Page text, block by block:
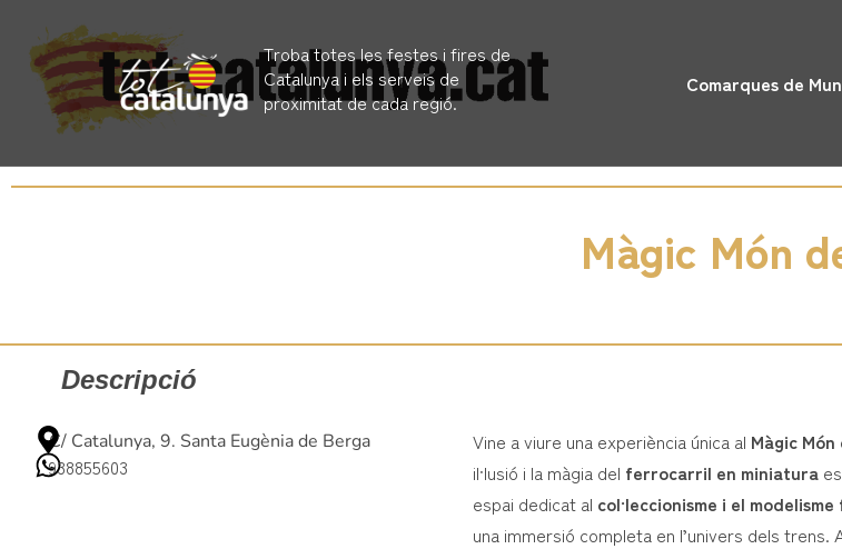
Troba totes les festes i fires de
Catalunya i els serveis de
proximitat de cada regió.
Comarques de
Màgic Món
Descripció
C/ Catalunya, 9. Santa Eugènia de Berga
938855603
Vine a viure una experiència única al Màgic
il·lusió i la màgia del ferrocarril en miniaturaes
espai dedicat al col·leccionisme i el
una immersió completa en l’univers dels trens.